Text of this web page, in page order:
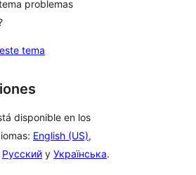
problemas
tema
disponible en los
English (US),
Русский y Українська.